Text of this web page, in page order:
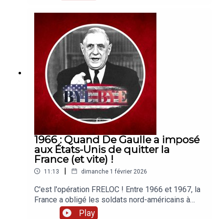
épisode, découvrez ce conflit considéré comme
la "guerre la plus courte de l’Histoire" ! Bonne
écoute !Un podcast du Studio Biloba, écrit par
Emma Hollen et Gabriel Macé, présenté par
Gabriel Macé.🎅 N'hésitez pas à me suivre sur
Insta (@gabriel.mace) !Pour tout demande de
collaboration : partenariat@podk.frAutres
podcasts recommandés :🧠 Culture G🗿 Mystères
et Légendes📚 Le Meilleur Résumé🧪 Science
Infuse
1966 : Quand De Gaulle a imposé
aux États-Unis de quitter la
France (et vite) !
11:13 | dimanche 1 février 2026
C'est l'opération FRELOC ! Entre 1966 et 1967, la
France a obligé les soldats nord-américains à
quitter son territoire (dans un délai très court) en
Play